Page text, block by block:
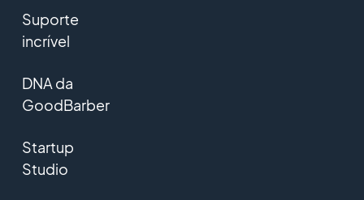
Suporte
incrível
DNA da
GoodBarber
Startup
Studio